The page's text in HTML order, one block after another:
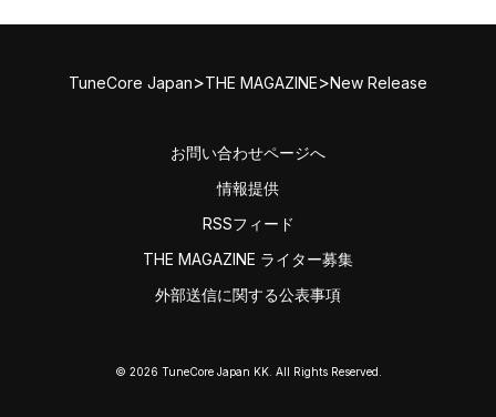
TuneCore Japan>THE MAGAZINE>New Release
お問い合わせページへ
情報提供
RSSフィード
THE MAGAZINE ライター募集
外部送信に関する公表事項
© 2026 TuneCore Japan KK. All Rights Reserved.